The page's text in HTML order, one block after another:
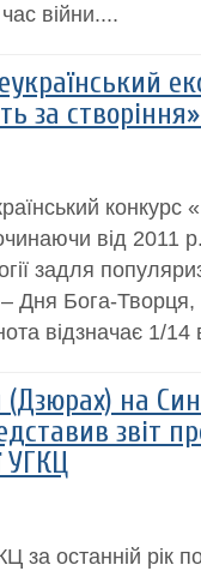
війни....
за
конкурс
від 2011
задля
Дня Бога-Творця,
відзначає 1/
на
звіт
УГКЦ
за останній рік